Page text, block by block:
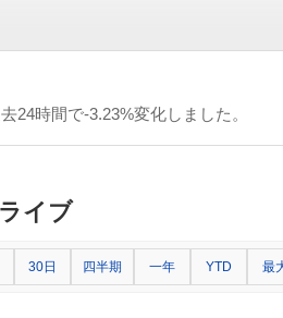
24時間で-3.23%変化しました。
イブ
30日 四半期 一年 YTD 最